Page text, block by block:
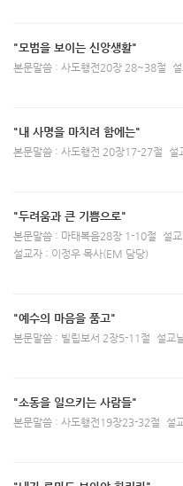
"모범을 보이는 신앙생활"
본문말씀 : 사도행전20장 28~38절
"내 사명을 마치려 함에는"
본문말씀 : 사도행전 20장17-27절 설
"두려움과 큰 기쁨으로"
본문말씀 : 마태복음28장 1-10절
설
설교자 : 이정우 목사(EM 담당)
"예수의 마음을 품고"
본문말씀 : 빌립보서 2장5-11절 설교
"소동을 일으키는 사람들"
본문말씀 : 사도행전19장23-32절 설